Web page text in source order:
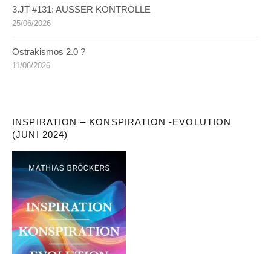
3.JT #131: AUSSER KONTROLLE
25/06/2026
Ostrakismos 2.0 ?
11/06/2026
INSPIRATION – KONSPIRATION -EVOLUTION
(JUNI 2024)